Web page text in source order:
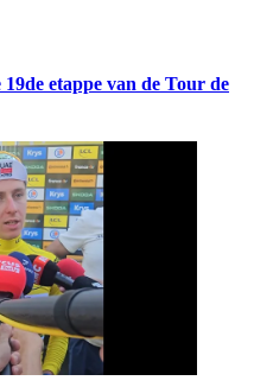
etappe van de Tour de